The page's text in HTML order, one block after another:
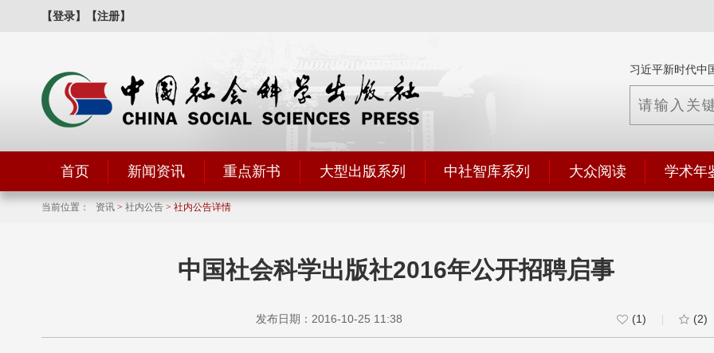
【登录】 【注册】
习近平新时代中
首页 新闻资讯 重点新书 大型出版系列 中社智库系列 大众阅读 学术年
当前位置： 资讯 > 社内公告 > 社内公告详情
中国社会科学出版社2016年公开招聘启事
发布日期：2016-10-25 11:38 (1) (2)